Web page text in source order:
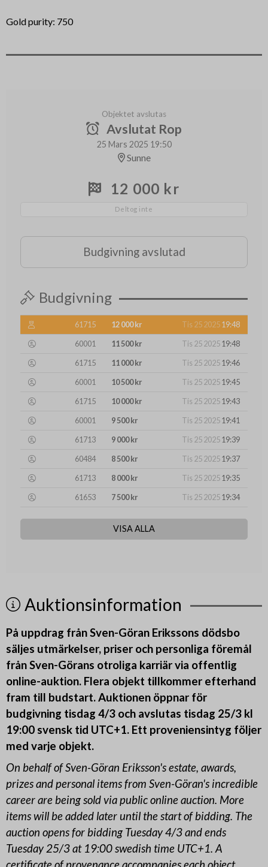
Gold purity: 750
Objektet avslutas
Avslutat Rop
25 Mars 2025 19:50
Sunne
12 000 kr
Deltog inte
Budgivning avslutad
Budgivning
61715 12 000 kr Tis 25 202519:48
60001
11 500 kr Tis 25 202519:48
61715
11 000 kr Tis 25 202519:46
60001
10 500 kr Tis 25 202519:45
61715
10 000 kr Tis 25 202519:43
60001
9 500 kr Tis 25 202519:41
61713
9 000 kr Tis 25 202519:39
60484
8 500 kr Tis 25 202519:37
61713
8 000 kr Tis 25 202519:35
61653
7 500 kr Tis 25 202519:34
VISA ALLA
Auktionsinformation
På uppdrag från Sven-Göran Erikssons dödsbo
säljes utmärkelser, priser och personliga föremål
från Sven-Görans otroliga karriär via offentlig
online-auktion. Flera objekt tillkommer efterhand
fram till budstart. Auktionen öppnar för
budgivning tisdag 4/3 och avslutas tisdag 25/3 kl
19:00 svensk tid UTC+1. Ett proveniensintyg följer
med varje objekt.
On behalf of Sven-Göran Eriksson's estate, awards,
prizes and personal items from Sven-Göran's incredible
career are being sold via public online auction. More
items will be added later until the start of bidding. The
auction opens for bidding Tuesday 4/3 and ends
Tuesday 25/3 at 19:00 swedish time UTC+1. A